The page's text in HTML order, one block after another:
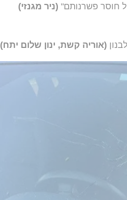
חוסר פשרנותם" (ניר מגנזי)
(אוריה קשת, ינון שלום יתח)